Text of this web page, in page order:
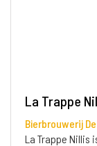
La Trappe
Bierbrouwerij
La Trappe Nillis